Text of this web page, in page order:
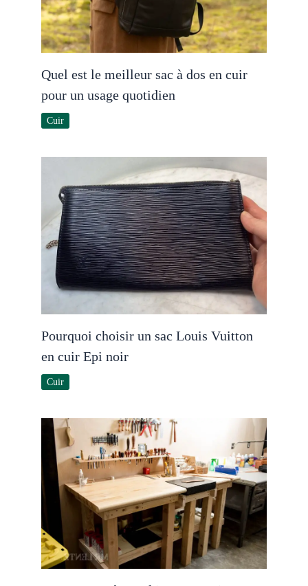
Quel est le meilleur sac à dos en cuir
pour un usage quotidien
Cuir
Pourquoi choisir un sac Louis Vuitton
en cuir Epi noir
Cuir